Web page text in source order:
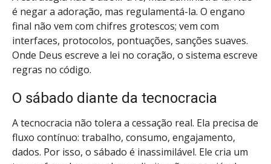
é negar a adoração, mas regulamentá-la. O engano
final não vem com chifres grotescos; vem com
interfaces, protocolos, pontuações, sanções suaves.
Onde Deus escreve a lei no coração, o sistema escreve
regras no código.
O sábado diante da tecnocracia
A tecnocracia não tolera a cessação real. Ela precisa de
fluxo contínuo: trabalho, consumo, engajamento,
dados. Por isso, o sábado é inassimilável. Ele cria um